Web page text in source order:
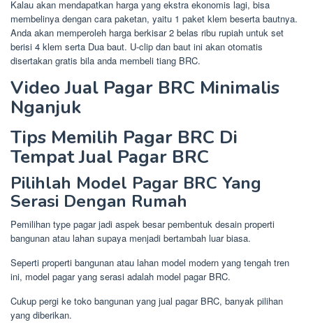
Kalau akan mendapatkan harga yang ekstra ekonomis lagi, bisa
membelinya dengan cara paketan, yaitu 1 paket klem beserta bautnya.
Anda akan memperoleh harga berkisar 2 belas ribu rupiah untuk set
berisi 4 klem serta Dua baut. U-clip dan baut ini akan otomatis
disertakan gratis bila anda membeli tiang BRC.
Video Jual Pagar BRC Minimalis
Nganjuk
Tips Memilih Pagar BRC Di
Tempat Jual Pagar BRC
Pilihlah Model Pagar BRC Yang
Serasi Dengan Rumah
Pemilihan type pagar jadi aspek besar pembentuk desain properti
bangunan atau lahan supaya menjadi bertambah luar biasa.
Seperti properti bangunan atau lahan model modern yang tengah tren
ini, model pagar yang serasi adalah model pagar BRC.
Cukup pergi ke toko bangunan yang jual pagar BRC, banyak pilihan
yang diberikan.